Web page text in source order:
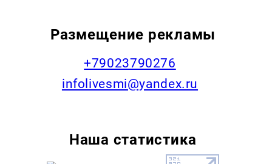
Размещение рекламы
+79023790276
infolivesmi@yandex.ru
Наша статистика